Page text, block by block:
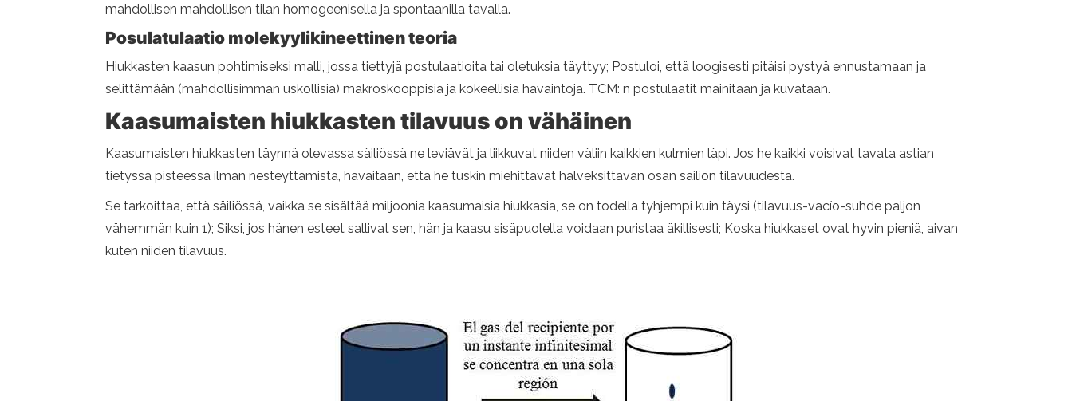
mahdollisen mahdollisen tilan homogeenisella ja spontaanilla tavalla.
Posulatulaatio molekyylikineettinen teoria
Hiukkasten kaasun pohtimiseksi malli, jossa tiettyjä postulaatioita tai oletuksia täyttyy; Postuloi, että loogisesti pitäisi pystyä ennustamaan ja
selittämään (mahdollisimman uskollisia) makroskooppisia ja kokeellisia havaintoja. TCM: n postulaatit mainitaan ja kuvataan.
Kaasumaisten hiukkasten tilavuus on vähäinen
Kaasumaisten hiukkasten täynnä olevassa säiliössä ne leviävät ja liikkuvat niiden väliin kaikkien kulmien läpi. Jos he kaikki voisivat tavata astian
tietyssä pisteessä ilman nesteyttämistä, havaitaan, että he tuskin miehittävät halveksittavan osan säiliön tilavuudesta.
Se tarkoittaa, että säiliössä, vaikka se sisältää miljoonia kaasumaisia ​​hiukkasia, se on todella tyhjempi kuin täysi (tilavuus-vacío-suhde paljon
vähemmän kuin 1); Siksi, jos hänen esteet sallivat sen, hän ja kaasu sisäpuolella voidaan puristaa äkillisesti; Koska hiukkaset ovat hyvin pieniä, aivan
kuten niiden tilavuus.